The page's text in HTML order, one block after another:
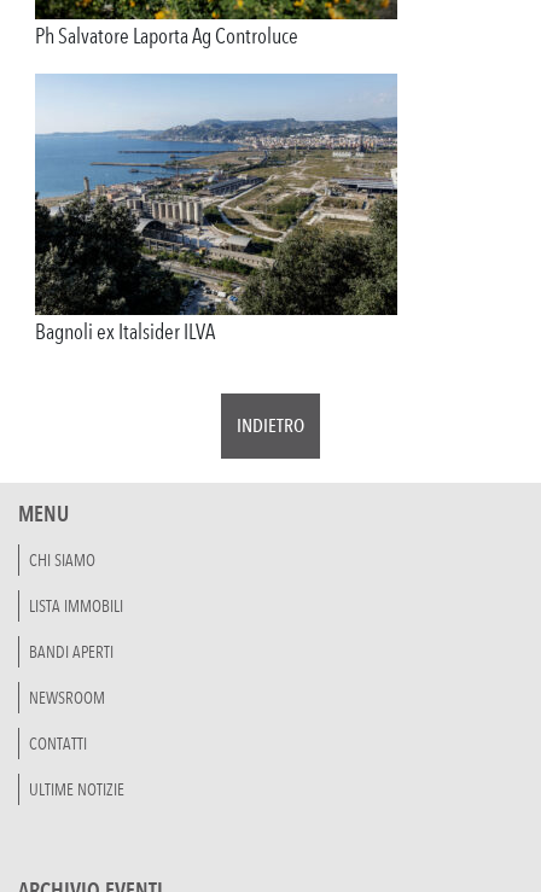
Ph Salvatore Laporta Ag Controluce
Bagnoli ex Italsider ILVA
INDIETRO
MENU
CHI SIAMO
LISTA IMMOBILI
BANDI APERTI
NEWSROOM
CONTATTI
ULTIME NOTIZIE